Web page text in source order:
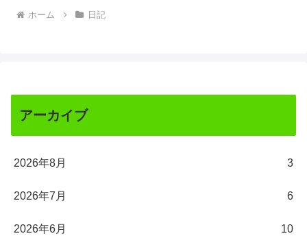
ホーム 日記
アーカイブ
2026年8月 3
2026年7月 6
2026年6月 10